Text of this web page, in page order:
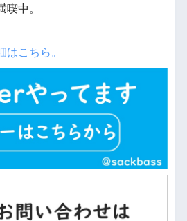
喫中。
こちら。